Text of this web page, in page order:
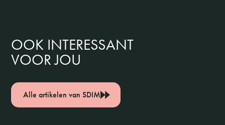
OOK INTERESSANT
VOOR JOU
Alle artikelen van SDIM